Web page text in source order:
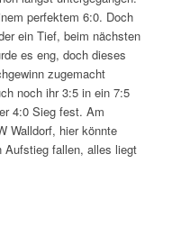
perfektem 6:0. Doch
ein Tief, beim nächsten
es eng, doch dieses
zugemacht
noch ihr 3:5 in ein 7:5
4:0 Sieg fest. Am
Walldorf, hier könnte
Aufstieg fallen, alles liegt